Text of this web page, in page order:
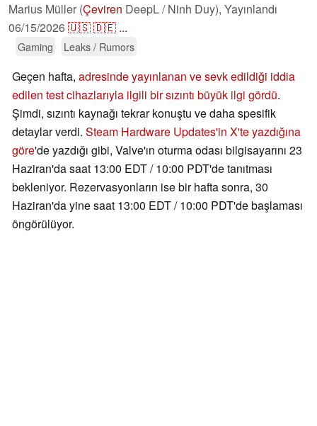
Marius Müller (Çeviren DeepL / Ninh Duy), Yayınlandı
06/15/2026🇺🇸🇩🇪 ...
Gaming Leaks / Rumors
Geçen hafta, adresinde yayınlanan ve sevk edildiği iddia
edilen test cihazlarıyla ilgili bir sızıntı büyük ilgi gördü.
Şimdi, sızıntı kaynağı tekrar konuştu ve daha spesifik
detaylar verdi. Steam Hardware Updates'in X'te yazdığına
göre'de yazdığı gibi, Valve'ın oturma odası bilgisayarını 23
Haziran'da saat 13:00 EDT / 10:00 PDT'de tanıtması
bekleniyor. Rezervasyonların ise bir hafta sonra, 30
Haziran'da yine saat 13:00 EDT / 10:00 PDT'de başlaması
öngörülüyor.